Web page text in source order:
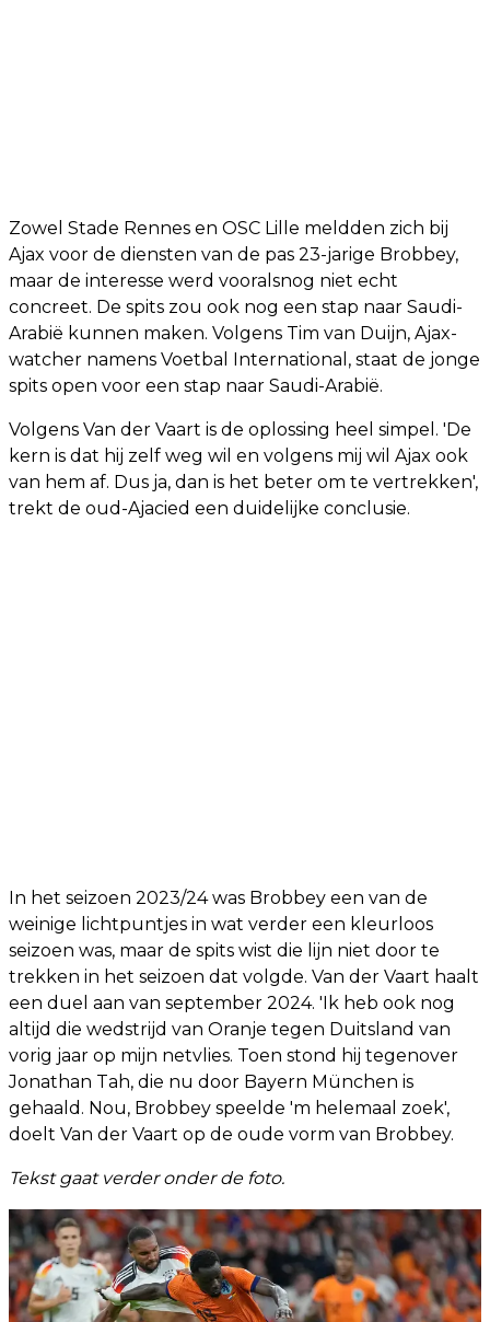
Zowel Stade Rennes en OSC Lille meldden zich bij
Ajax voor de diensten van de pas 23-jarige Brobbey,
maar de interesse werd vooralsnog niet echt
concreet. De spits zou ook nog een stap naar Saudi-
Arabië kunnen maken. Volgens Tim van Duijn, Ajax-
watcher namens Voetbal International, staat de jonge
spits open voor een stap naar Saudi-Arabië.
Volgens Van der Vaart is de oplossing heel simpel. 'De
kern is dat hij zelf weg wil en volgens mij wil Ajax ook
van hem af. Dus ja, dan is het beter om te vertrekken',
trekt de oud-Ajacied een duidelijke conclusie.
In het seizoen 2023/24 was Brobbey een van de
weinige lichtpuntjes in wat verder een kleurloos
seizoen was, maar de spits wist die lijn niet door te
trekken in het seizoen dat volgde. Van der Vaart haalt
een duel aan van september 2024. 'Ik heb ook nog
altijd die wedstrijd van Oranje tegen Duitsland van
vorig jaar op mijn netvlies. Toen stond hij tegenover
Jonathan Tah, die nu door Bayern München is
gehaald. Nou, Brobbey speelde 'm helemaal zoek',
doelt Van der Vaart op de oude vorm van Brobbey.
Tekst gaat verder onder de foto.